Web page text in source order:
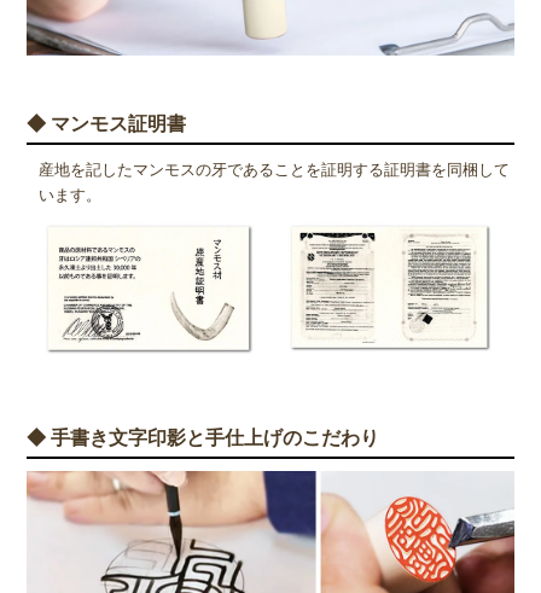
◆ マンモス証明書
産地を記したマンモスの牙であることを証明する証明書を同梱して
います。
◆ 手書き文字印影と手仕上げのこだわり